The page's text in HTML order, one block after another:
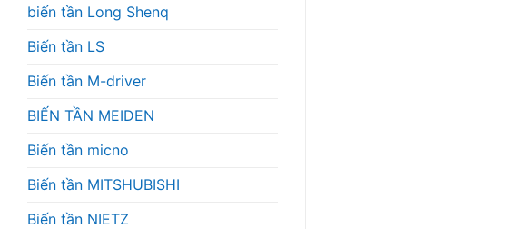
biến tần Long Shenq
Biến tần LS
Biến tần M-driver
BIẾN TẦN MEIDEN
Biến tần micno
Biến tần MITSHUBISHI
Biến tần NIETZ